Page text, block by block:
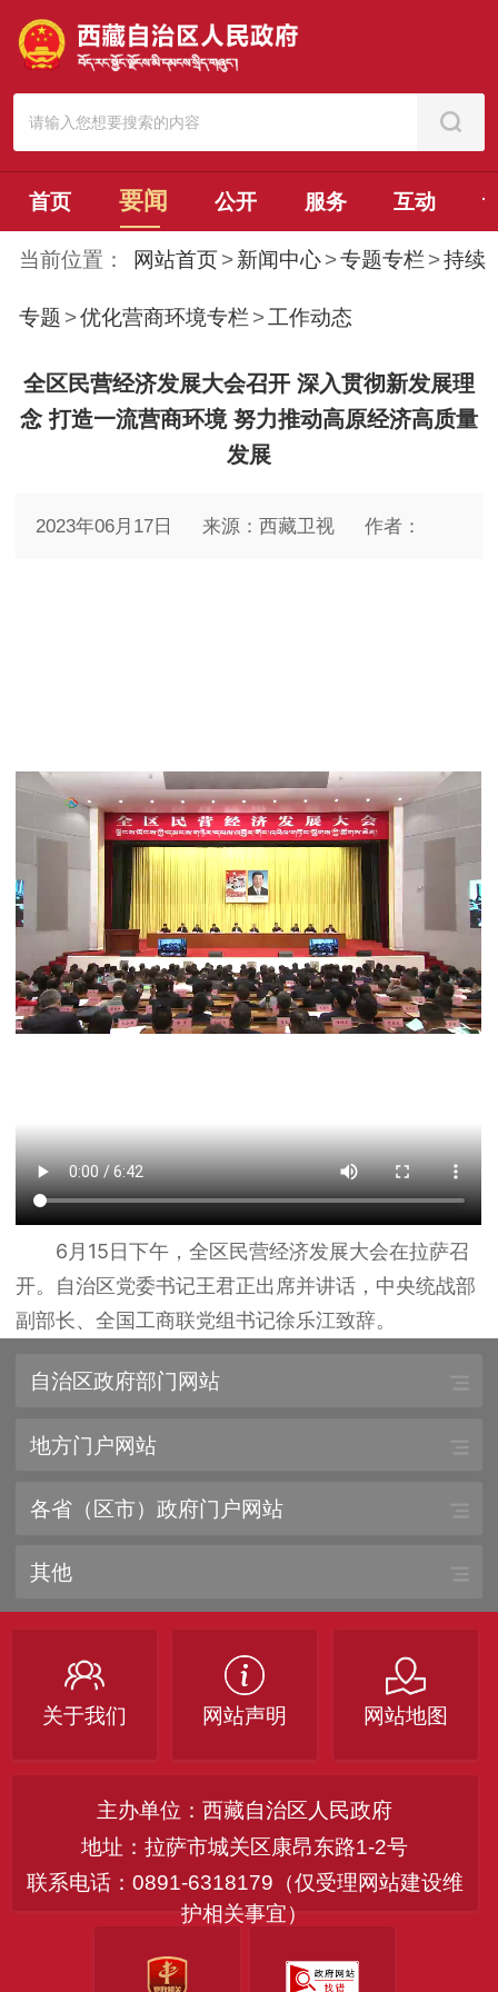
首页 要闻 公开 服务 互动
当前位置： 网站首页 > 新闻中心 >专题专栏 >持续
专题 >优化营商环境专栏 > 工作动态
全区民营经济发展大会召开 深入贯彻新发展理
念 打造一流营商环境 努力推动高原经济高质量
发展
2023年06月17日 来源：西藏卫视 作者：
6月15日下午，全区民营经济发展大会在拉萨召
开。自治区党委书记王君正出席并讲话，中央统战部
副部长、全国工商联党组书记徐乐江致辞。
自治区政府部门网站
地方门户网站
各省（区市）政府门户网站
其他
关于我们 网站声明 网站地图
主办单位：西藏自治区人民政府
地址：拉萨市城关区康昂东路1-2号
联系电话：0891-6318179（仅受理网站建设维
护相关事宜）